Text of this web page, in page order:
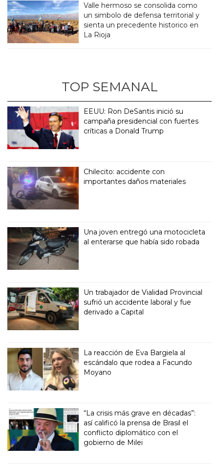
Valle hermoso se consolida como
un simbolo de defensa territorial y
sienta un precedente historico en
La Rioja
TOP SEMANAL
EEUU: Ron DeSantis inició su
campaña presidencial con fuertes
críticas a Donald Trump
Chilecito: accidente con
importantes daños materiales
Una joven entregó una motocicleta
al enterarse que había sido robada
Un trabajador de Vialidad Provincial
sufrió un accidente laboral y fue
derivado a Capital
La reacción de Eva Bargiela al
escándalo que rodea a Facundo
Moyano
“La crisis más grave en décadas”:
así calificó la prensa de Brasil el
conflicto diplomático con el
gobierno de Milei